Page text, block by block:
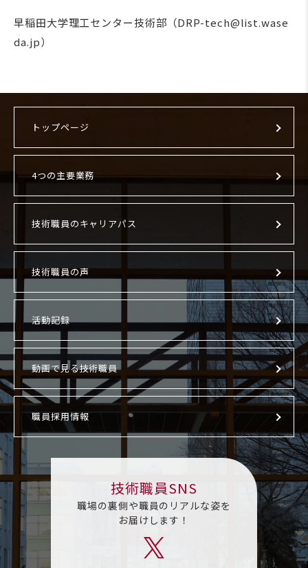
早稲田大学理工センター技術部（DRP-tech@list.wase
da.jp）
トップページ
4つの主要業務
技術職員のキャリアパス
技術職員の声
活動記録
動画で見る技術職員
職員採用情報
技術職員SNS
職場の裏側や職員のリアルな姿を
お届けします！